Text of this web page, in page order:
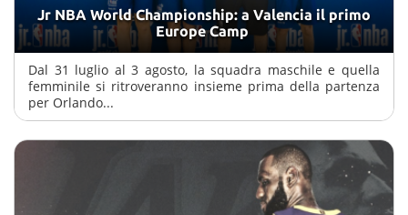
Jr NBA World Championship: a Valencia il primo
Europe Camp
Dal 31 luglio al 3 agosto, la squadra maschile e quella
femminile si ritroveranno insieme prima della partenza
per Orlando...